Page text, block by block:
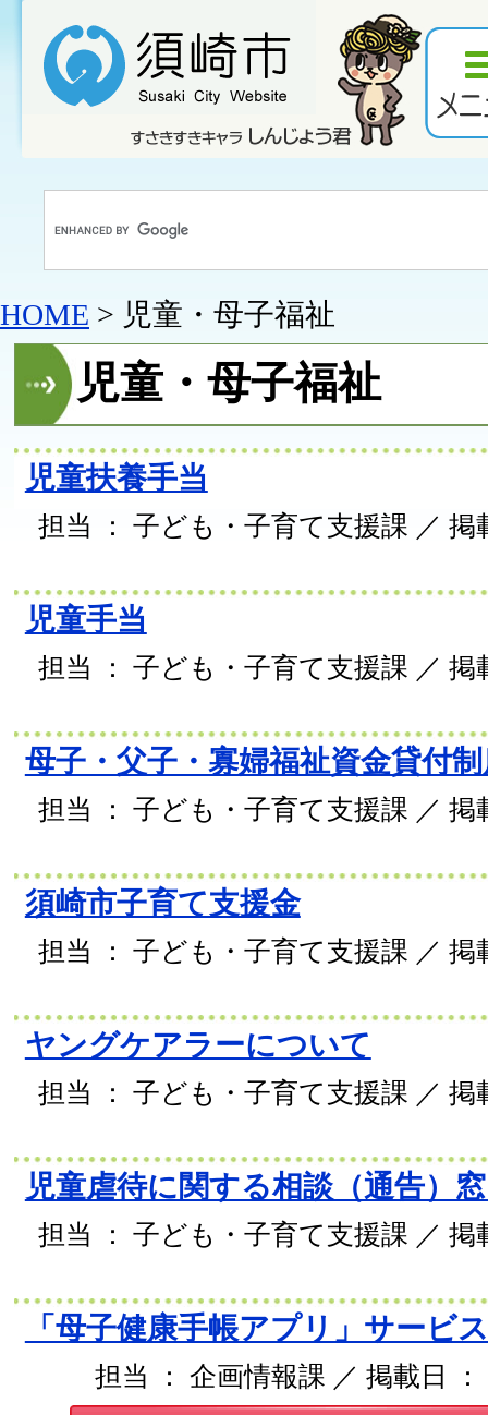
HOME > 児童・母子福祉
児童・母子福祉
児童扶養手当
担当 ： 子ども・子育て支援課 ／ 掲
児童手当
担当 ： 子ども・子育て支援課 ／ 掲
母子・父子・寡婦福祉資金貸付
担当 ： 子ども・子育て支援課 ／ 掲
須崎市子育て支援金
担当 ： 子ども・子育て支援課 ／ 掲
ヤングケアラーについて
担当 ： 子ども・子育て支援課 ／ 掲
児童虐待に関する相談（通告）
担当 ： 子ども・子育て支援課 ／ 掲
「母子健康手帳アプリ」サービ
担当 ： 企画情報課 ／ 掲載日 ：